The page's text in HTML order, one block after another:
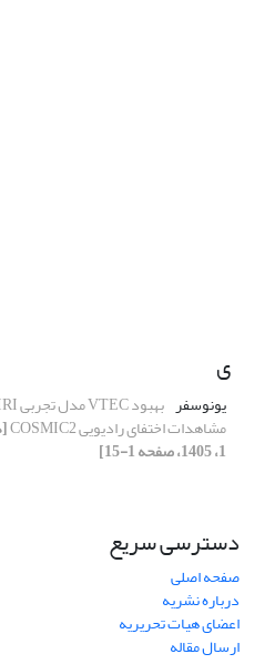
ی
یونوسفر
مشاهدات اختفای رادیویی COSMIC2
1، 1405، صفحه 1-15]
دسترسی سریع
صفحه اصلی
درباره نشریه
اعضای هیات تحریریه
ارسال مقاله